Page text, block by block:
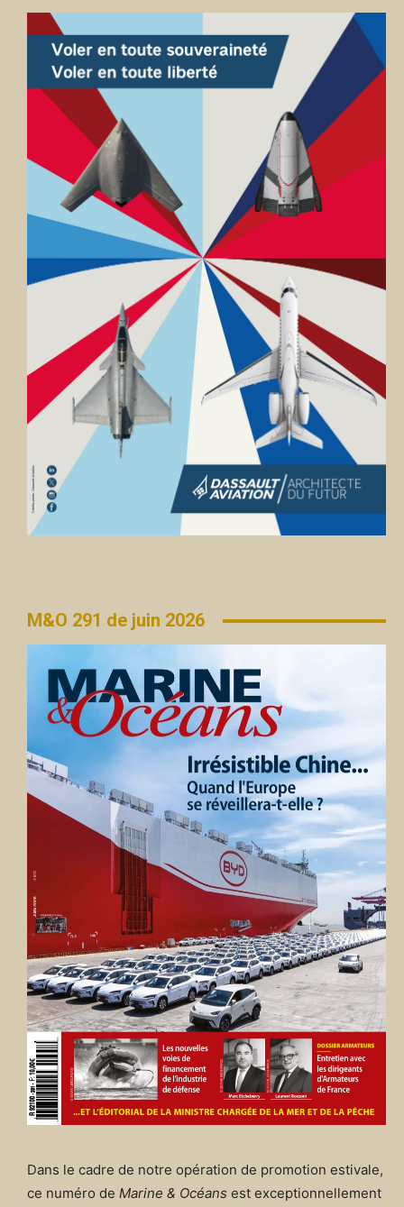
M&O 291 de juin 2026
Dans le cadre de notre opération de promotion estivale,
ce numéro de Marine & Océans est exceptionnellement